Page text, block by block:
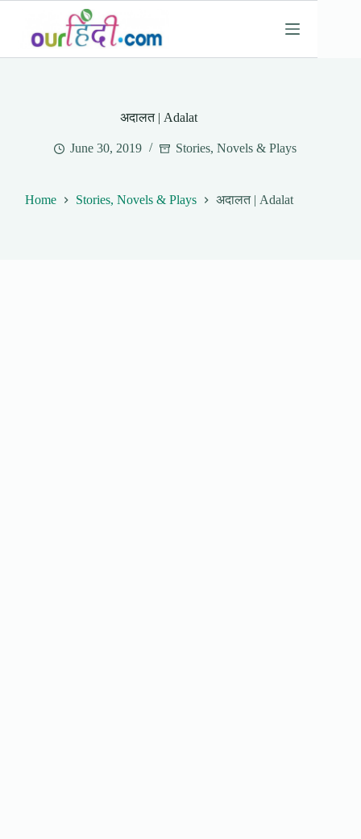
content
अदालत | Adalat
June 30, 2019 Stories, Novels & Plays
Home Stories, Novels & Plays अदालत | Adalat